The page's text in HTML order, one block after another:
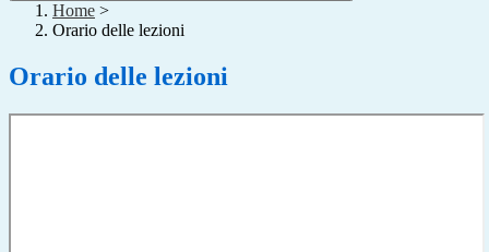
Home >
Orario delle lezioni
Orario delle lezioni